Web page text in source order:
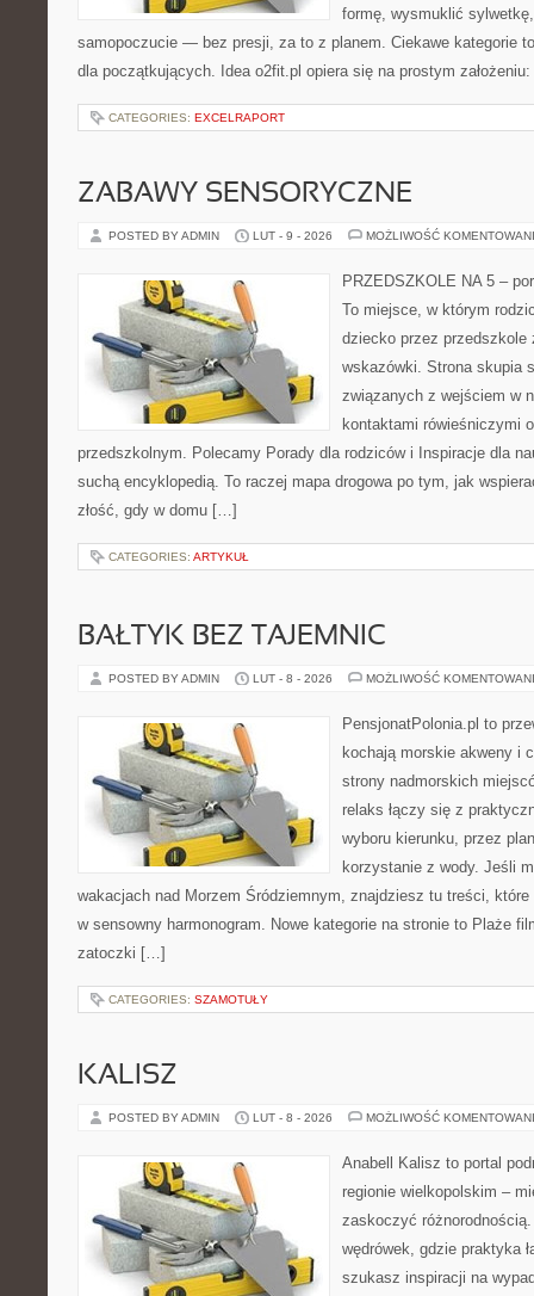
formę, wysmuklić
samopoczucie — bez presji, za to z planem. Ciekawe kategorie
dla początkujących. Idea o2fit.pl opiera się na prostym
CATEGORIES: EXCELRAPORT
ZABAWY SENSORYCZNE
POSTED BY ADMIN LUT - 9 - 2026 MOŻLIWOŚĆ
PRZEDSZKOLE NA 5 –
To miejsce, w którym
dziecko przez przedszkole
wskazówki. Strona skupia
związanych z wejściem w
kontaktami rówieśniczymi
przedszkolnym. Polecamy Porady dla rodziców i Inspiracje dla
suchą encyklopedią. To raczej mapa drogowa po tym, jak
złość, gdy w domu […]
CATEGORIES: ARTYKUŁ
BAŁTYK BEZ TAJEMNIC
POSTED BY ADMIN LUT - 8 - 2026 MOŻLIWOŚĆ
PensjonatPolonia.pl to
kochają morskie akweny i
strony nadmorskich
relaks łączy się z
wyboru kierunku, przez
korzystanie z wody. Jeśli
wakacjach nad Morzem Śródziemnym, znajdziesz tu treści, które
w sensowny harmonogram. Nowe kategorie na stronie to Plaże
zatoczki […]
CATEGORIES: SZAMOTUŁY
KALISZ
POSTED BY ADMIN LUT - 8 - 2026 MOŻLIWOŚĆ
Anabell Kalisz to portal
regionie wielkopolskim –
zaskoczyć
wędrówek, gdzie praktyka
szukasz inspiracji na